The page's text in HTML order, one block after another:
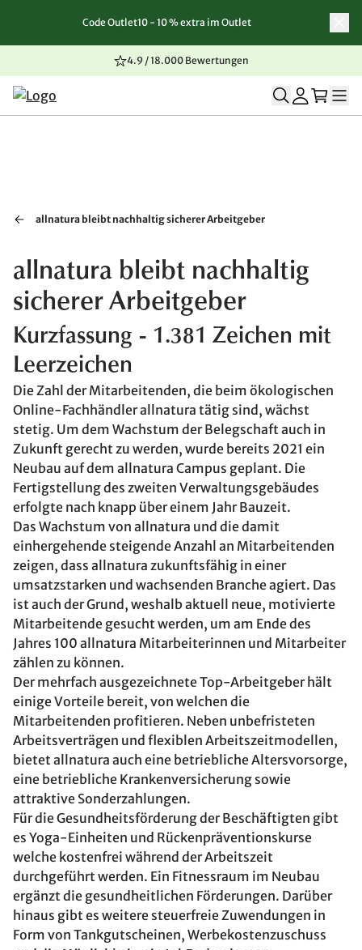
Zum Inhalt springen
Zur Navigation springen
Zum Seitenende springen
Code Outlet10 - 10 % extra im Outlet
4.9 / 18.000 Bewertungen
allnatura bleibt nachhaltig sicherer Arbeitgeber
allnatura bleibt nachhaltig
sicherer Arbeitgeber
Kurzfassung - 1.381 Zeichen mit
Leerzeichen
Die Zahl der Mitarbeitenden, die beim ökologischen
Online-Fachhändler allnatura tätig sind, wächst
stetig. Um dem Wachstum der Belegschaft auch in
Zukunft gerecht zu werden, wurde bereits 2021 ein
Neubau auf dem allnatura Campus geplant. Die
Fertigstellung des zweiten Verwaltungsgebäudes
erfolgte nach knapp über einem Jahr Bauzeit.
Das Wachstum von allnatura und die damit
einhergehende steigende Anzahl an Mitarbeitenden
zeigen, dass allnatura zukunftsfähig in einer
umsatzstarken und wachsenden Branche agiert. Das
ist auch der Grund, weshalb aktuell neue, motivierte
Mitarbeitende gesucht werden, um am Ende des
Jahres 100 allnatura Mitarbeiterinnen und Mitarbeiter
zählen zu können.
Der mehrfach ausgezeichnete Top-Arbeitgeber hält
einige Vorteile bereit, von welchen die
Mitarbeitenden profitieren. Neben unbefristeten
Arbeitsverträgen und flexiblen Arbeitszeitmodellen,
bietet allnatura auch eine betriebliche Altersvorsorge,
eine betriebliche Krankenversicherung sowie
attraktive Sonderzahlungen.
Für die Gesundheitsförderung der Beschäftigten gibt
es Yoga-Einheiten und Rückenpräventionskurse
welche kostenfrei während der Arbeitszeit
durchgeführt werden. Ein Fitnessraum im Neubau
ergänzt die gesundheitlichen Förderungen. Darüber
hinaus gibt es weitere steuerfreie Zuwendungen in
Form von Tankgutscheinen, Werbekostenzuschuss